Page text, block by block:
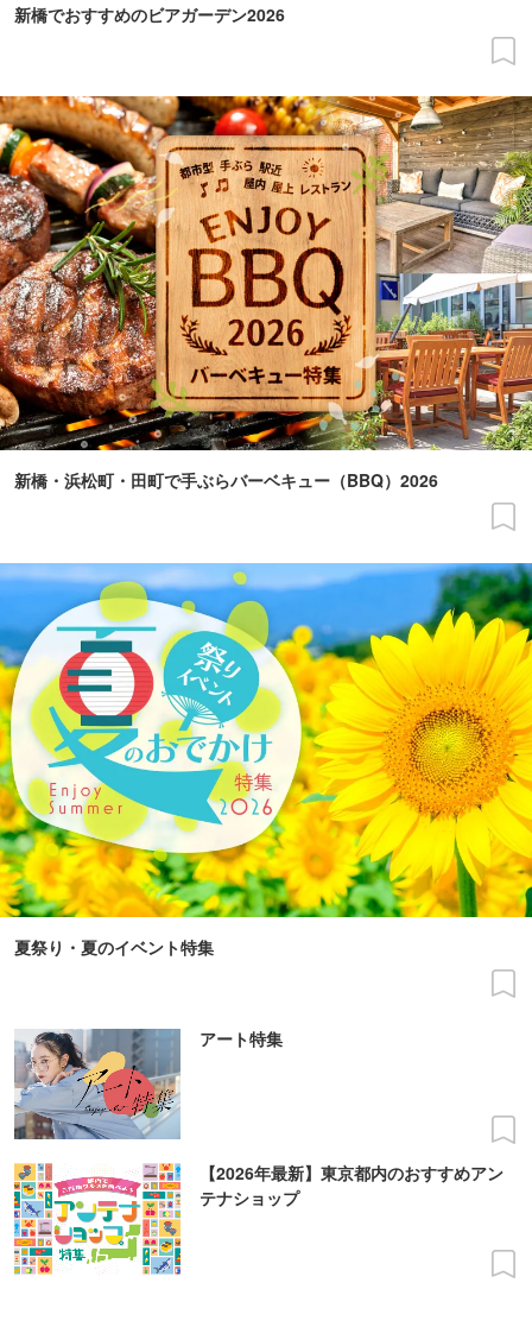
新橋でおすすめのビアガーデン2026
新橋・浜松町・田町で手ぶらバーベキュー（BBQ）2026
夏祭り・夏のイベント特集
アート特集
【2026年最新】東京都内のおすすめアン
テナショップ